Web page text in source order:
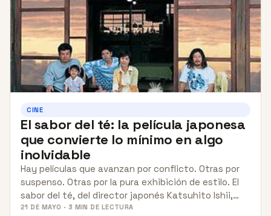
CINE
El sabor del té: la película japonesa
que convierte lo mínimo en algo
inolvidable
Hay películas que avanzan por conflicto. Otras por
suspenso. Otras por la pura exhibición de estilo. El
sabor del té, del director japonés Katsuhito Ishii,…
21 DE MAYO · 3 MIN DE LECTURA